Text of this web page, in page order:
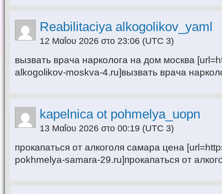
Reabilitaciya alkogolikov_yaml
12 Μαΐου 2026 στο 23:06 (UTC 3)
вызвать врача нарколога на дом москва
alkogolikov-moskva-4.ru]вызвать врача
kapelnica ot pohmelya_uopn
13 Μαΐου 2026 στο 00:19 (UTC 3)
прокапаться от алкоголя самара цена
pokhmelya-samara-29.ru]прокапаться от